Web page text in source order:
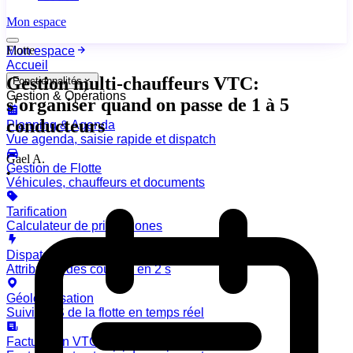
Mon espace
Mon espace
Accueil
Fonctionnalités
Gestion & Opérations
Planning & Agenda
Vue agenda, saisie rapide et dispatch
Gestion de Flotte
Véhicules, chauffeurs et documents
Tarification
Calculateur de prix et zones
Dispatch automatique
Attribution des courses en 2 s
Géolocalisation
Suivi GPS de la flotte en temps réel
Facturation VTC
Flotte
Gestion multi-chauffeurs VTC:
s'organiser quand on passe de 1 à 5
conducteurs
Gael A.
•